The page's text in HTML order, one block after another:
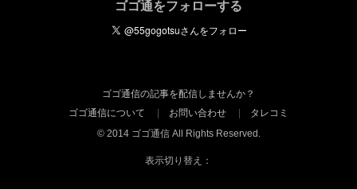
ゴゴ通をフォローする
ゴゴ通信の記事を配信しませんか？
ゴゴ通信について
お問い合わせ
タレコミ
© 2014 ゴゴ通信 All Rights Reserved.
表示切り替え：